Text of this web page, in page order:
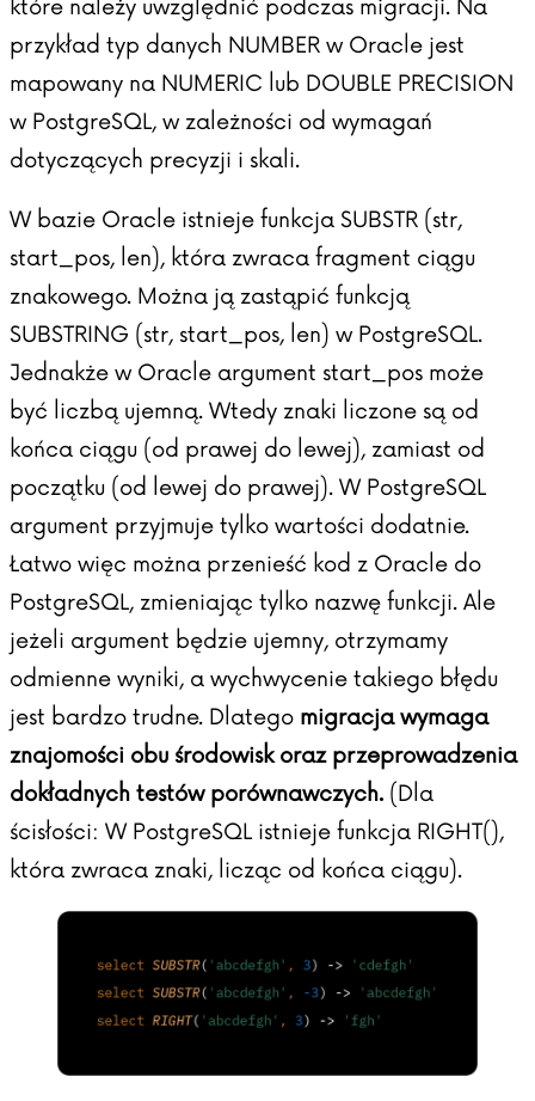
które należy uwzględnić podczas migracji. Na
przykład typ danych NUMBER w Oracle jest
mapowany na NUMERIC lub DOUBLE PRECISION
w PostgreSQL, w zależności od wymagań
dotyczących precyzji i skali.
W bazie Oracle istnieje funkcja SUBSTR (str,
start_pos, len), która zwraca fragment ciągu
znakowego. Można ją zastąpić funkcją
SUBSTRING (str, start_pos, len) w PostgreSQL.
Jednakże w Oracle argument start_pos może
być liczbą ujemną. Wtedy znaki liczone są od
końca ciągu (od prawej do lewej), zamiast od
początku (od lewej do prawej). W PostgreSQL
argument przyjmuje tylko wartości dodatnie.
Łatwo więc można przenieść kod z Oracle do
PostgreSQL, zmieniając tylko nazwę funkcji. Ale
jeżeli argument będzie ujemny, otrzymamy
odmienne wyniki, a wychwycenie takiego błędu
jest bardzo trudne. Dlatego migracja wymaga
znajomości obu środowisk oraz przeprowadzenia
dokładnych testów porównawczych. (Dla
ścisłości: W PostgreSQL istnieje funkcja RIGHT(),
która zwraca znaki, licząc od końca ciągu).